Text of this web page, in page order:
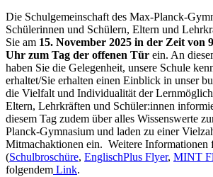
Die Schulgemeinschaft des Max-Planck-
Schülerinnen und Schülern, Eltern und
Sie am 15. November 2025 in der Zeit von
Uhr zum Tag der offenen Tür ein. An
haben Sie die Gelegenheit, unsere Schule
erhaltet/Sie erhalten einen Einblick in unser
die Vielfalt und Individualität der
Eltern, Lehrkräften und Schüler:innen
diesem Tag zudem über alles Wissenswerte
Planck-Gymnasium und laden zu einer
Mitmachaktionen ein. Weitere Informationen
(Schulbroschüre, EnglischPlus Flyer, MINT
folgendem Link.